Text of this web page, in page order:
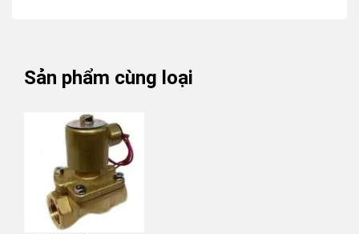
Sản phẩm cùng loại